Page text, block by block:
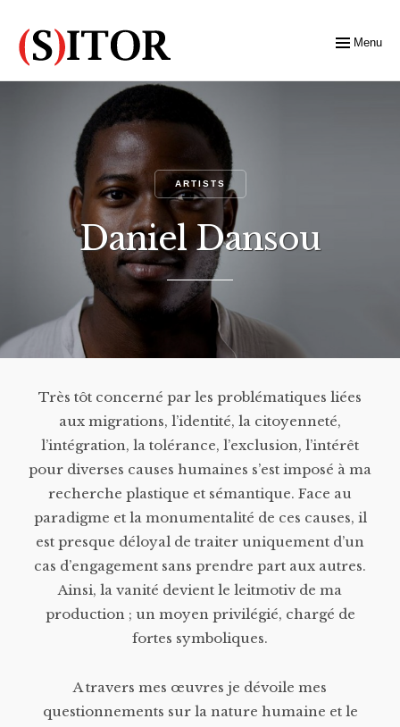
Menu
ARTISTS
Daniel Dansou
Très tôt concerné par les problématiques liées
aux migrations, l’identité, la citoyenneté,
l’intégration, la tolérance, l’exclusion, l’intérêt
pour diverses causes humaines s’est imposé à ma
recherche plastique et sémantique. Face au
paradigme et la monumentalité de ces causes, il
est presque déloyal de traiter uniquement d’un
cas d’engagement sans prendre part aux autres.
Ainsi, la vanité devient le leitmotiv de ma
production ; un moyen privilégié, chargé de
fortes symboliques.
A travers mes œuvres je dévoile mes
questionnements sur la nature humaine et le